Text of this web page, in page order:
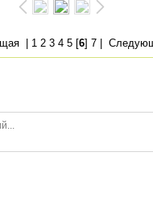
| 1 2 3 4 5[6] 7|